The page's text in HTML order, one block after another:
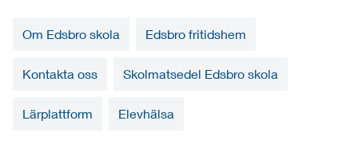
Om Edsbro skola Edsbro fritidshem
Kontakta oss Skolmatsedel Edsbro skola
Lärplattform Elevhälsa